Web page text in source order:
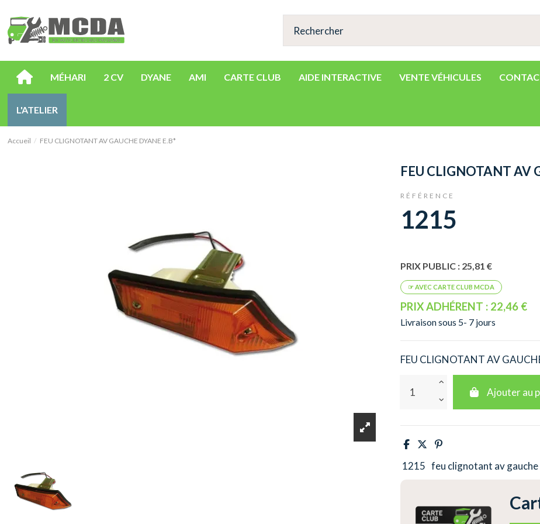
MÉHARI 2 CV DYANE AMI CARTE CLUB AIDE INTERACTIVE VENTE VÉHICULES
L'ATELIER
Accueil FEU CLIGNOTANT AV GAUCHE DYANE E.B*
FEU CLIGNOTANT AV
RÉFÉRENCE
1215
PRIX PUBLIC : 25,81 €
PRIX ADHÉRENT : 22,46 €
Livraison sous 5- 7 jours
FEU CLIGNOTANT AV
Ajouter au
1215 feu clignotant av